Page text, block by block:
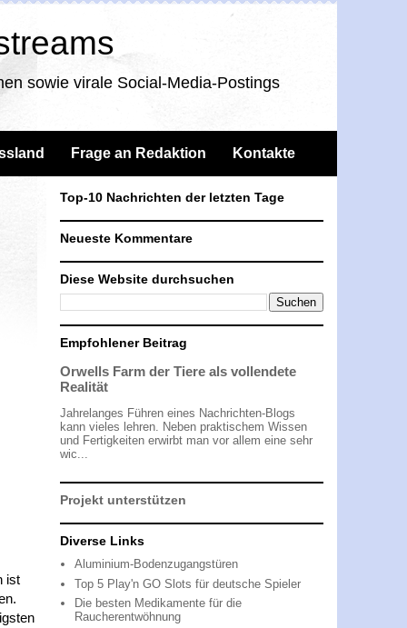
sowie virale Social-Media-Postings
Frage an Redaktion Kontakte
ist
Top-10 Nachrichten der letzten Tage
Neueste Kommentare
Diese Website durchsuchen
Empfohlener Beitrag
Orwells Farm der Tiere als vollendete
Realität
Jahrelanges Führen eines Nachrichten-Blogs
kann vieles lehren. Neben praktischem Wissen
und Fertigkeiten erwirbt man vor allem eine sehr
wic...
Projekt unterstützen
Diverse Links
Aluminium-Bodenzugangstüren
Top 5 Play'n GO Slots für deutsche Spieler
Die besten Medikamente für die
Raucherentwöhnung